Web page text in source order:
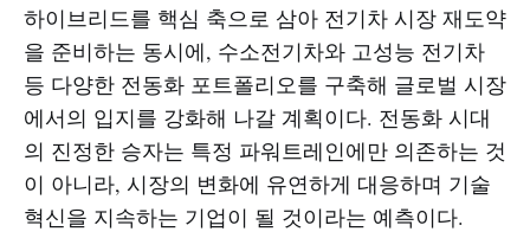
하이브리드를 핵심 축으로 삼아 전기차 시장 재도약
을 준비하는 동시에, 수소전기차와 고성능 전기차
등 다양한 전동화 포트폴리오를 구축해 글로벌 시장
에서의 입지를 강화해 나갈 계획이다. 전동화 시대
의 진정한 승자는 특정 파워트레인에만 의존하는 것
이 아니라, 시장의 변화에 유연하게 대응하며 기술
혁신을 지속하는 기업이 될 것이라는 예측이다.